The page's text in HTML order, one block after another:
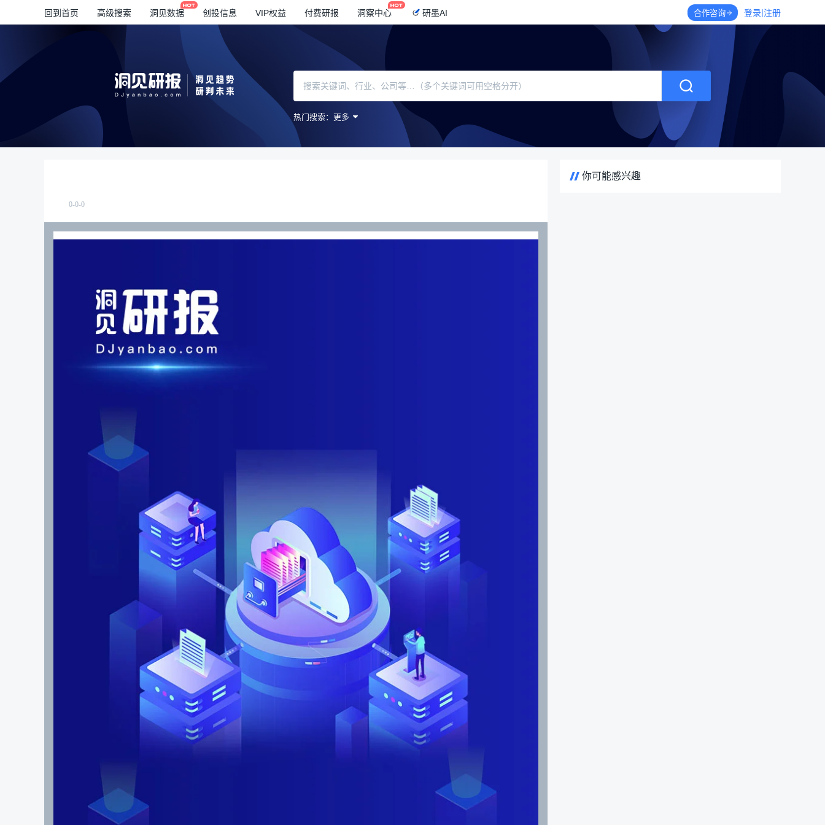
回到首页 高级搜索 洞见数据 创投信息 VIP权益 付费研报 洞察中心 研墨AI 合作咨询 登录|注册
热门搜索： 更多
0-0-0
你可能感兴趣